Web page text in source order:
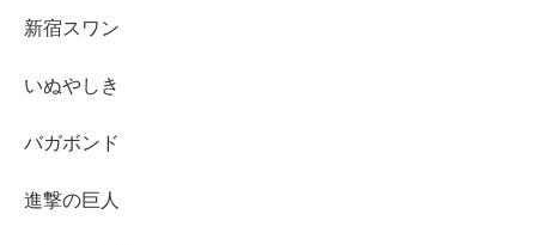
新宿スワン
いぬやしき
バガボンド
進撃の巨人